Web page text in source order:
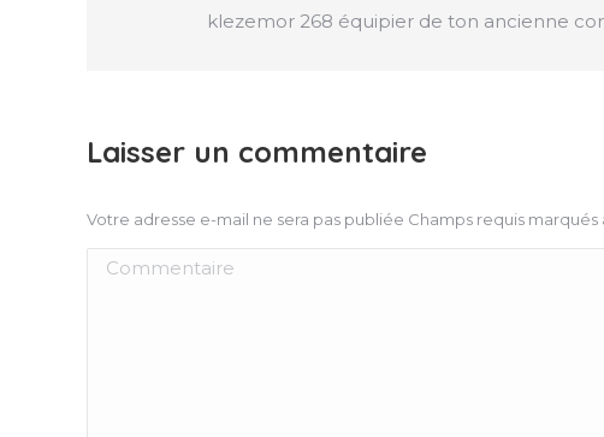
klezemor 268 équipier de ton ancienne
Laisser un commentaire
Votre adresse e-mail ne sera pas publiée Champs requis marqués
Commentaire